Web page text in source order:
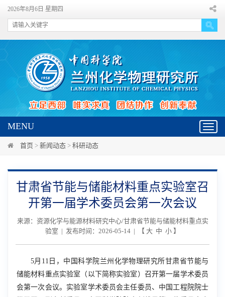
2026年8月6日 星期四
MENU
首页 > 新闻动态 > 科研动态
甘肃省节能与储能材料重点实验室召
开第一届学术委员会第一次会议
来源：资源化学与能源材料研究中心/甘肃省节能与储能材料重点实
验室 | 发布时间：2026-05-14 | 【 大 中 小 】
5月 11 日，中国科学院兰州化学物理研究所甘肃省节能与
储能材料重点实验室（以下简称实验室）召开第一届学术委员
会第一次会议。实验室学术委员会主任委员、中国工程院院士